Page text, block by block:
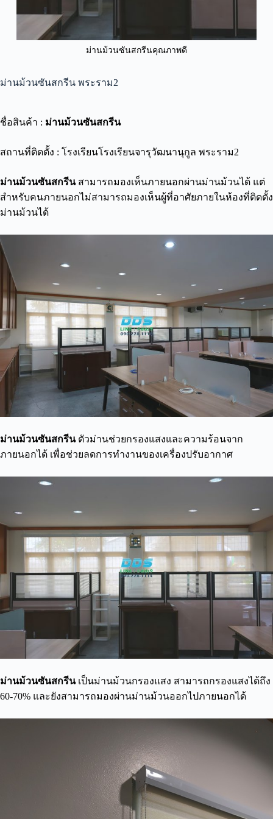
ม่านม้วนซันสกรีนคุณภาพดี
ม่านม้วนซันสกรีน พระราม2
ชื่อสินค้า : ม่านม้วนซันสกรีน
สถานที่ติดตั้ง : โรงเรียนโรงเรียนจารุวัฒนานุกูล พระราม2
ม่านม้วนซันสกรีนสามารถมองเห็นภายนอกผ่านม่านม้วนได้ แต่
สำหรับคนภายนอกไม่สามารถมองเห็นผู้ที่อาศัยภายในห้องที่ติดตั้ง
ม่านม้วนได้
ม่านม้วนซันสกรีนตัวม่านช่วยกรองแสงและความร้อนจาก
ภายนอกได้ เพื่อช่วยลดการทำงานของเครื่องปรับอากาศ
ม่านม้วนซันสกรีนเป็นม่านม้วนกรองแสง สามารถกรองแสงได้ถึง
60-70% และยังสามารถมองผ่านม่านม้วนออกไปภายนอกได้